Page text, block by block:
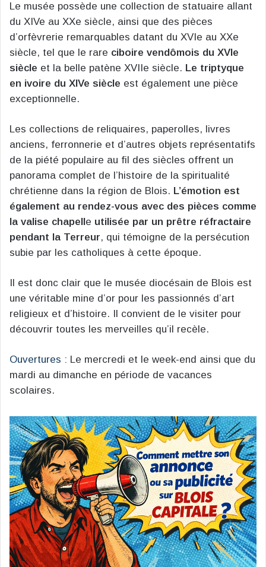
Le musée possède une collection de statuaire allant
du XIVe au XXe siècle, ainsi que des pièces
d’orfèvrerie remarquables datant du XVIe au XXe
siècle, tel que le rare ciboire vendômois du XVIe
siècle et la belle patène XVIIe siècle. Le triptyque
en ivoire du XIVe siècle est également une pièce
exceptionnelle.
Les collections de reliquaires, paperolles, livres
anciens, ferronnerie et d’autres objets représentatifs
de la piété populaire au fil des siècles offrent un
panorama complet de l’histoire de la spiritualité
chrétienne dans la région de Blois. L’émotion est
également au rendez-vous avec des pièces comme
la valise chapell e utilisée par un prêtre réfractaire
pendant la Terreur, qui témoigne de la persécution
subie par les catholiques à cette époque.
Il est donc clair que le musée diocésain de Blois est
une véritable mine d’or pour les passionnés d’art
religieux et d’histoire. Il convient de le visiter pour
découvrir toutes les merveilles qu’il recèle.
Ouvertures : Le mercredi et le week-end ainsi que du
mardi au dimanche en période de vacances
scolaires.